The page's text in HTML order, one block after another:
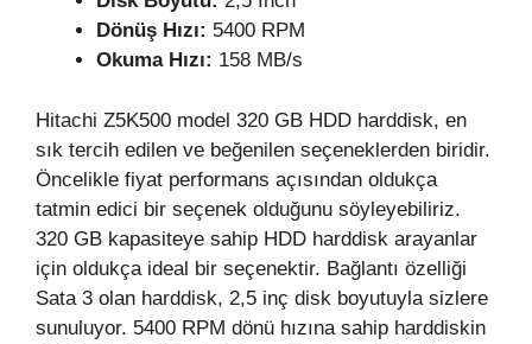
Dönüş Hızı: 5400 RPM
Okuma Hızı: 158 MB/s
Hitachi Z5K500 model 320 GB HDD harddisk, en
sık tercih edilen ve beğenilen seçeneklerden biridir.
Öncelikle fiyat performans açısından oldukça
tatmin edici bir seçenek olduğunu söyleyebiliriz.
320 GB kapasiteye sahip HDD harddisk arayanlar
için oldukça ideal bir seçenektir. Bağlantı özelliği
Sata 3 olan harddisk, 2,5 inç disk boyutuyla sizlere
sunuluyor. 5400 RPM dönü hızına sahip harddiskin